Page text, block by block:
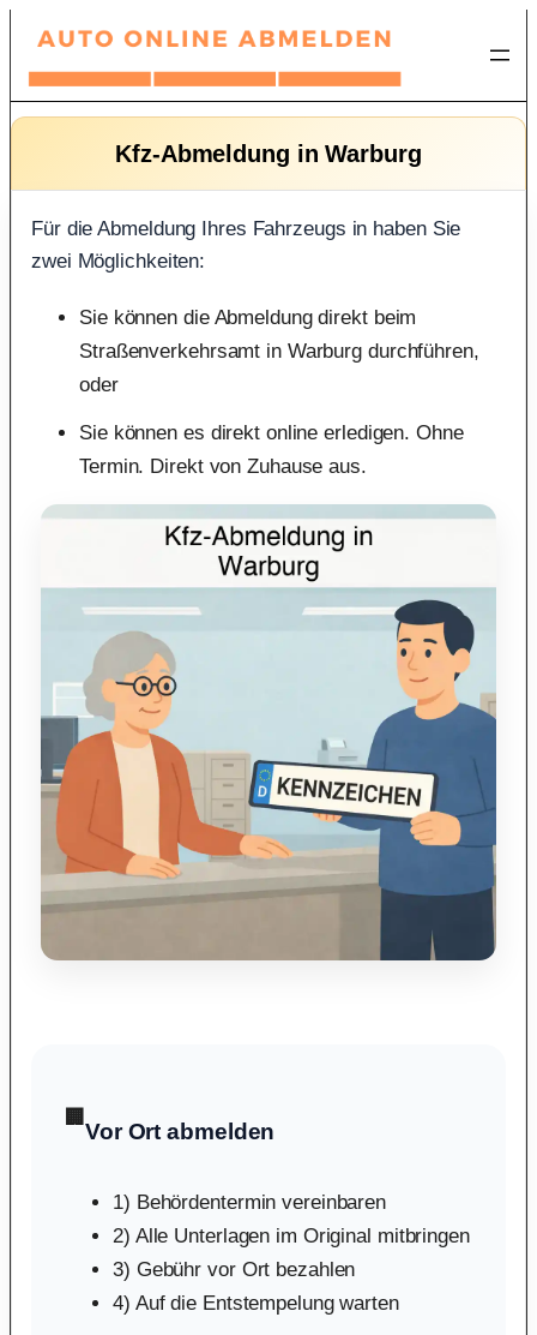
Zum
springen
Kfz-Abmeldung in Warburg
Für die Abmeldung Ihres Fahrzeugs in haben Sie
zwei Möglichkeiten:
Sie können die Abmeldung direkt beim
Straßenverkehrsamt in Warburg durchführen,
oder
Sie können es direkt online erledigen. Ohne
Termin. Direkt von Zuhause aus.
🏢
Vor Ort abmelden
1) Behördentermin vereinbaren
2) Alle Unterlagen im Original mitbringen
3) Gebühr vor Ort bezahlen
4) Auf die Entstempelung warten